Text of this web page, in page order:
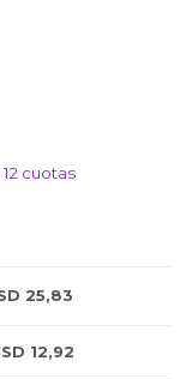
cuotas
25,83
12,92